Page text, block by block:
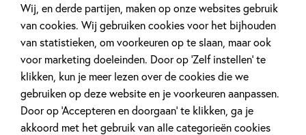
Wij, en derde partijen, maken op onze websites gebruik
van cookies. Wij gebruiken cookies voor het bijhouden
van statistieken, om voorkeuren op te slaan, maar ook
voor marketing doeleinden. Door op ‘Zelf instellen’ te
klikken, kun je meer lezen over de cookies die we
gebruiken op deze website en je voorkeuren aanpassen.
Door op ‘Accepteren en doorgaan’ te klikken, ga je
akkoord met het gebruik van alle categorieën cookies